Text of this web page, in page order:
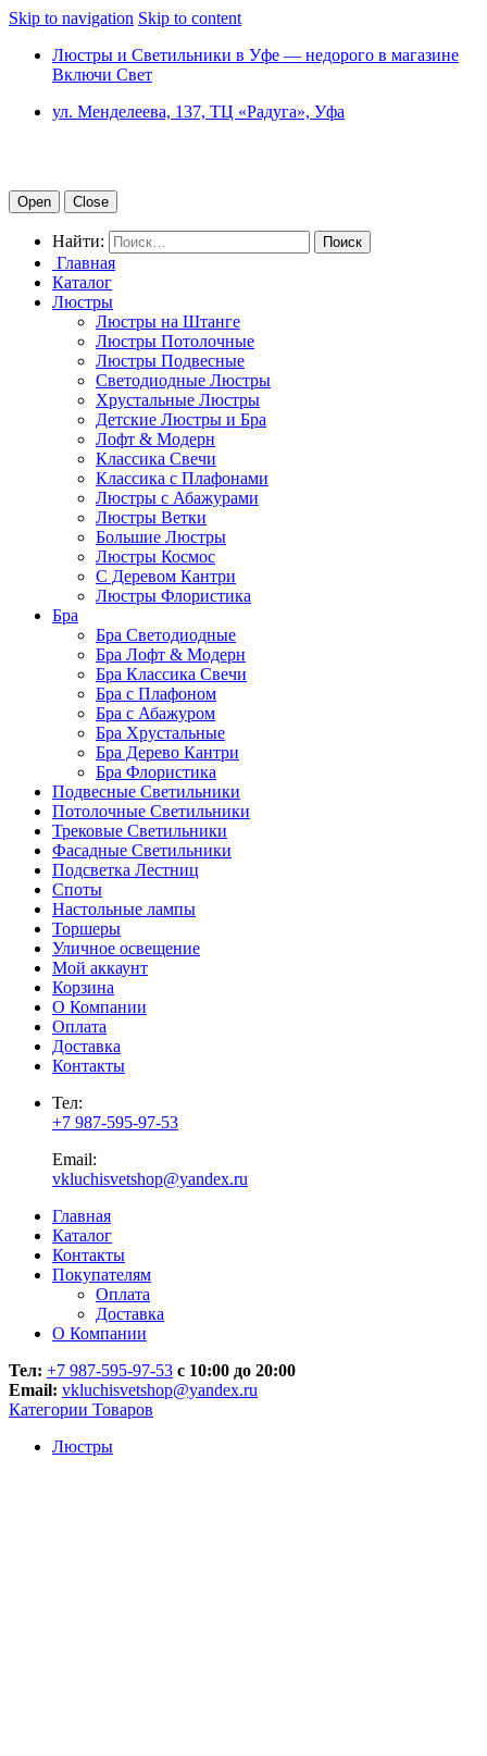
Skip to navigation Skip to content
Люстры и Светильники в Уфе — недорого в магазине
Включи Свет
ул. Менделеева, 137, ТЦ «Радуга», Уфа
Open Close
Найти:
Главная
Каталог
Люстры
Люстры на Штанге
Люстры Потолочные
Люстры Подвесные
Светодиодные Люстры
Хрустальные Люстры
Детские Люстры и Бра
Лофт & Модерн
Классика Свечи
Классика с Плафонами
Люстры с Абажурами
Люстры Ветки
Большие Люстры
Люстры Космос
С Деревом Кантри
Люстры Флористика
Бра
Бра Светодиодные
Бра Лофт & Модерн
Бра Классика Свечи
Бра с Плафоном
Бра с Абажуром
Бра Хрустальные
Бра Дерево Кантри
Бра Флористика
Подвесные Светильники
Потолочные Светильники
Трековые Светильники
Фасадные Светильники
Подсветка Лестниц
Споты
Настольные лампы
Торшеры
Уличное освещение
Мой аккаунт
Корзина
О Компании
Оплата
Доставка
Контакты
Тел:
+7 987-595-97-53
Email:
vkluchisvetshop@yandex.ru
Главная
Каталог
Контакты
Покупателям
Оплата
Доставка
О Компании
Тел: +7 987-595-97-53 с 10:00 до 20:00
Email: vkluchisvetshop@yandex.ru
Категории Товаров
Люстры